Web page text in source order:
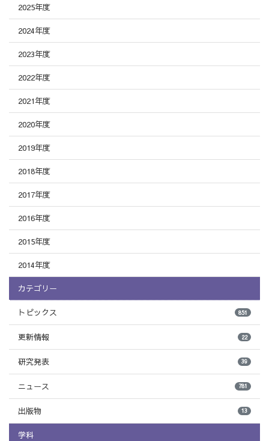
2025年度
2024年度
2023年度
2022年度
2021年度
2020年度
2019年度
2018年度
2017年度
2016年度
2015年度
2014年度
カテゴリー
トピックス 851
更新情報 22
研究発表 39
ニュース 781
出版物 13
学科